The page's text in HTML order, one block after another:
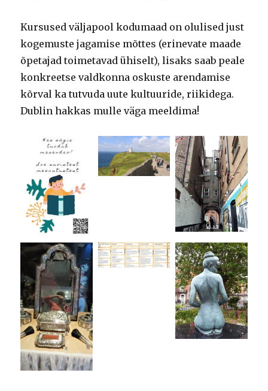
Kursused väljapool kodumaad on olulised just
kogemuste jagamise mõttes (erinevate maade
õpetajad toimetavad ühiselt), lisaks saab peale
konkreetse valdkonna oskuste arendamise
kõrval ka tutvuda uute kultuuride, riikidega.
Dublin hakkas mulle väga meeldima!